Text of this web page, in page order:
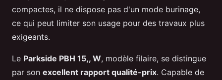
compactes, il ne dispose pas d'un mode burinage,
ce qui peut limiter son usage pour des travaux plus
exigeants.
Le Parkside PBH 15,, W, modèle filaire, se distingue
par son excellent rapport qualité-prix. Capable de